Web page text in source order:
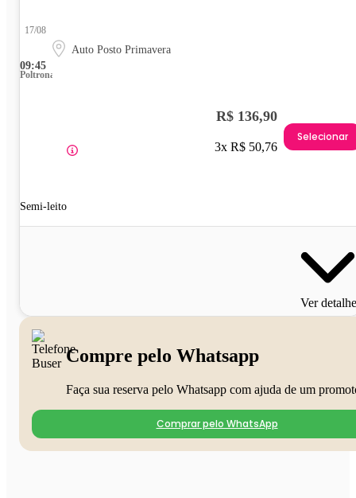
09:45
17/08
Auto Posto Primavera
Poltrona
Semi-leito
R$ 136,90
3x R$ 50,76
Selecionar
Ver
Compre pelo Whatsapp
Faça sua reserva pelo Whatsapp com ajuda de um
Comprar pelo WhatsApp